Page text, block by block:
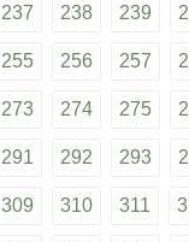
237 238 239
255 256 257
273 274 275
291 292 293
309 310 311